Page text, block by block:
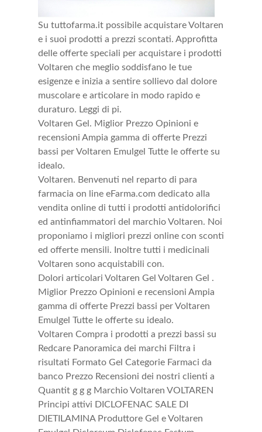
Su tuttofarma.it possibile acquistare Voltaren
e i suoi prodotti a prezzi scontati. Approfitta
delle offerte speciali per acquistare i prodotti
Voltaren che meglio soddisfano le tue
esigenze e inizia a sentire sollievo dal dolore
muscolare e articolare in modo rapido e
duraturo. Leggi di pi.
Voltaren Gel. Miglior Prezzo Opinioni e
recensioni Ampia gamma di offerte Prezzi
bassi per Voltaren Emulgel Tutte le offerte su
idealo.
Voltaren. Benvenuti nel reparto di para
farmacia on line eFarma.com dedicato alla
vendita online di tutti i prodotti antidolorifici
ed antinfiammatori del marchio Voltaren. Noi
proponiamo i migliori prezzi online con sconti
ed offerte mensili. Inoltre tutti i medicinali
Voltaren sono acquistabili con.
Dolori articolari Voltaren Gel Voltaren Gel .
Miglior Prezzo Opinioni e recensioni Ampia
gamma di offerte Prezzi bassi per Voltaren
Emulgel Tutte le offerte su idealo.
Voltaren Compra i prodotti a prezzi bassi su
Redcare Panoramica dei marchi Filtra i
risultati Formato Gel Categorie Farmaci da
banco Prezzo Recensioni dei nostri clienti a
Quantit g g g Marchio Voltaren VOLTAREN
Principi attivi DICLOFENAC SALE DI
DIETILAMINA Produttore Gel e Voltaren